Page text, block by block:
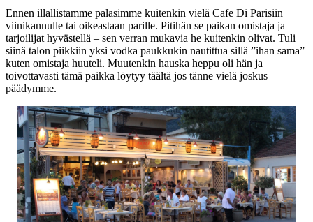
Ennen illallistamme palasimme kuitenkin vielä Cafe Di Parisiin
viinikannulle tai oikeastaan parille. Pitihän se paikan omistaja ja
tarjoilijat hyvästellä – sen verran mukavia he kuitenkin olivat. Tuli
siinä talon piikkiin yksi vodka paukkukin nautittua sillä ”ihan sama”
kuten omistaja huuteli. Muutenkin hauska heppu oli hän ja
toivottavasti tämä paikka löytyy täältä jos tänne vielä joskus
päädymme.